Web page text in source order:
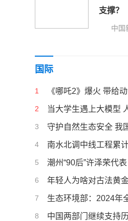
支撑？
中国
国际
1
2
3
4
5
6 年轻人为啥对古法黄
7
8